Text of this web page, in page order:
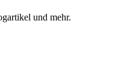
und mehr.